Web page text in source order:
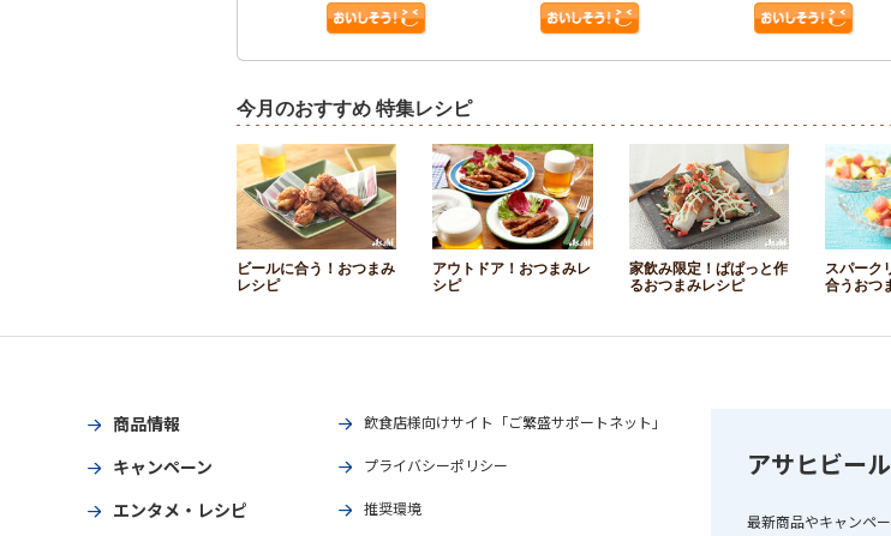
今月のおすすめ 特集レシピ
ビールに合う！おつまみ
レシピ
アウトドア！おつまみレ
シピ
家飲み限定！ぱぱっと作
るおつまみレシピ
スパーク
合うおつ
商品情報
キャンペーン
エンタメ・レシピ
飲食店様向けサイト「ご繁盛サポートネット」
プライバシーポリシー
推奨環境
アサヒビー
最新商品やキャンペ